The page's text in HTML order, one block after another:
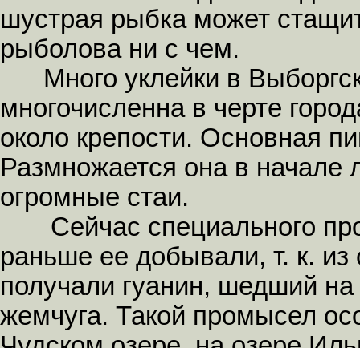
шустрая рыбка может
рыболова ни с чем.
Много уклейки в
многочисленна в черте
около крепости. Основная
Размножается она в начале
огромные стаи.
Сейчас специального
раньше ее добывали, т. к.
получали гуанин, шедший на
жемчуга. Такой промысел